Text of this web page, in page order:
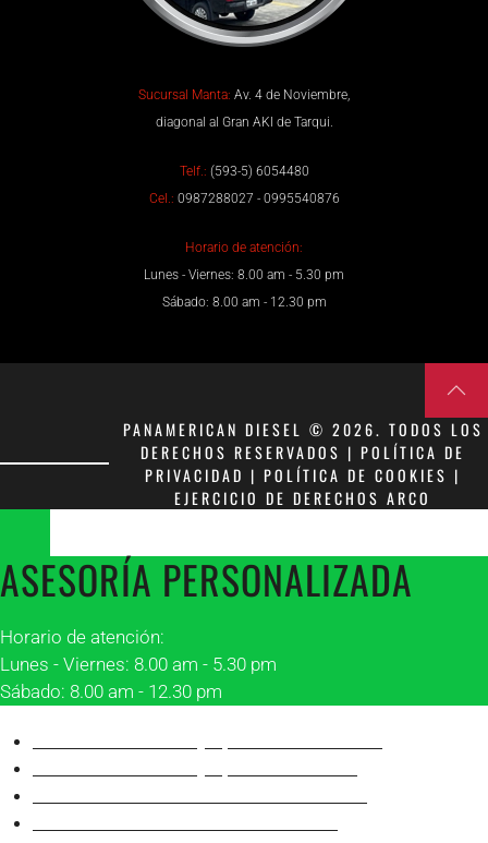
Sucursal Manta: Av. 4 de Noviembre,
diagonal al Gran AKI de Tarqui.
Telf.: (593-5) 6054480
Cel.: 0987288027 - 0995540876
Horario de atención:
Lunes - Viernes: 8.00 am - 5.30 pm
Sábado: 8.00 am - 12.30 pm
PANAMERICAN DIESEL © 2026. TODOS LOS
DERECHOS RESERVADOS | POLÍTICA DE
PRIVACIDAD | POLÍTICA DE COOKIES |
EJERCICIO DE DERECHOS ARCO
ASESORÍA PERSONALIZADA
Horario de atención:
Lunes - Viernes: 8.00 am - 5.30 pm
Sábado: 8.00 am - 12.30 pm